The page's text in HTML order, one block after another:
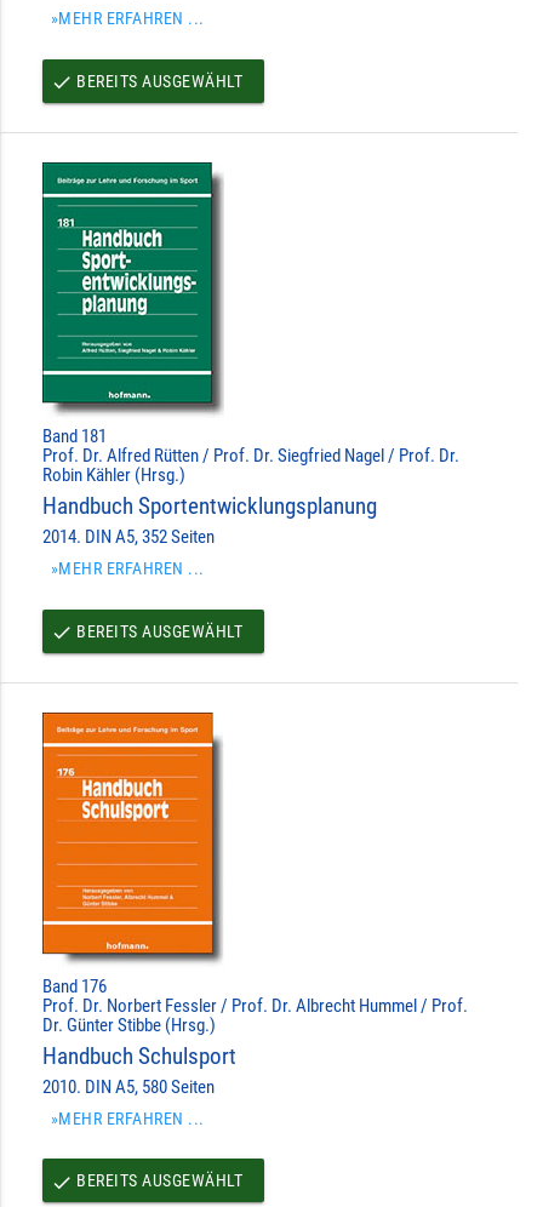
»MEHR ERFAHREN ...
done BEREITS AUSGEWÄHLT
Band 181
Prof. Dr. Alfred Rütten / Prof. Dr. Siegfried Nagel / Prof. Dr.
Robin Kähler (Hrsg.)
Handbuch Sportentwicklungsplanung
2014. DIN A5, 352 Seiten
»MEHR ERFAHREN ...
done BEREITS AUSGEWÄHLT
Band 176
Prof. Dr. Norbert Fessler / Prof. Dr. Albrecht Hummel / Prof.
Dr. Günter Stibbe (Hrsg.)
Handbuch Schulsport
2010. DIN A5, 580 Seiten
»MEHR ERFAHREN ...
done BEREITS AUSGEWÄHLT